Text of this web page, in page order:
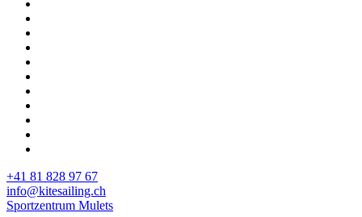
+41 81 828 97 67
info@kitesailing.ch
Sportzentrum Mulets